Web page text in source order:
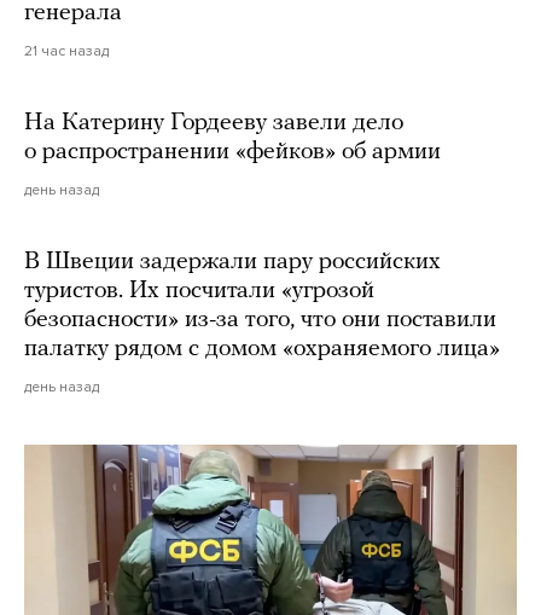
генерала
21 час назад
На Катерину Гордееву завели дело
о распространении «фейков» об армии
день назад
В Швеции задержали пару российских
туристов. Их посчитали «угрозой
безопасности» из-за того, что они поставили
палатку рядом с домом «охраняемого лица»
день назад